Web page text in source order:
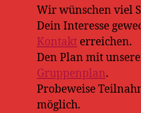
Wir wünschen viel
Dein Interesse
Kontakt erreichen.
Den Plan mit
Gruppenplan.
Probeweise
möglich.